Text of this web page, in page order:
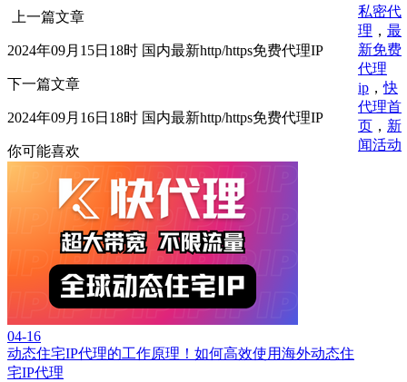
上一篇文章
2024年09月15日18时 国内最新http/https免费代理IP
下一篇文章
2024年09月16日18时 国内最新http/https免费代理IP
你可能喜欢
04-16
动态住宅IP代理的工作原理！如何高效使用海外动态住
宅IP代理
私密代
理 ， 最
新免费
代理
ip ，快
代理首
页 ， 新
闻活动